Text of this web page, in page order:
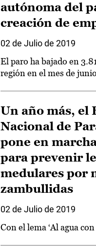
autónoma del
creación de
02 de Julio de 2019
El paro ha bajado en
región en el mes de junio
Un año más, el
Nacional de
pone en
para prevenir
medulares por
zambullidas
02 de Julio de 2019
Con el lema ‘Al agua